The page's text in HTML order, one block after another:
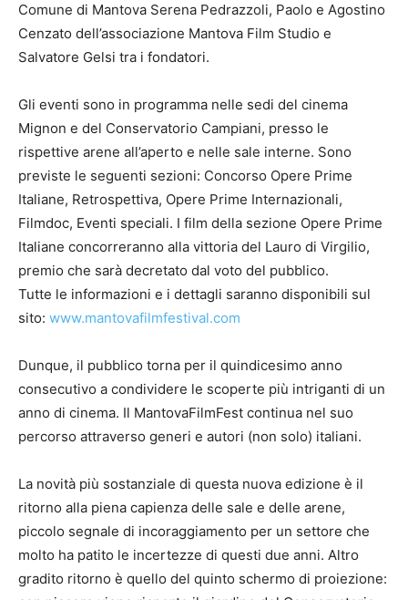
Comune di Mantova Serena Pedrazzoli, Paolo e Agostino
Cenzato dell’associazione Mantova Film Studio e
Salvatore Gelsi tra i fondatori.
Gli eventi sono in programma nelle sedi del cinema
Mignon e del Conservatorio Campiani, presso le
rispettive arene all’aperto e nelle sale interne. Sono
previste le seguenti sezioni: Concorso Opere Prime
Italiane, Retrospettiva, Opere Prime Internazionali,
Filmdoc, Eventi speciali. I film della sezione Opere Prime
Italiane concorreranno alla vittoria del Lauro di Virgilio,
premio che sarà decretato dal voto del pubblico.
Tutte le informazioni e i dettagli saranno disponibili sul
sito: www.mantovafilmfestival.com
Dunque, il pubblico torna per il quindicesimo anno
consecutivo a condividere le scoperte più intriganti di un
anno di cinema. Il MantovaFilmFest continua nel suo
percorso attraverso generi e autori (non solo) italiani.
La novità più sostanziale di questa nuova edizione è il
ritorno alla piena capienza delle sale e delle arene,
piccolo segnale di incoraggiamento per un settore che
molto ha patito le incertezze di questi due anni. Altro
gradito ritorno è quello del quinto schermo di proiezione: